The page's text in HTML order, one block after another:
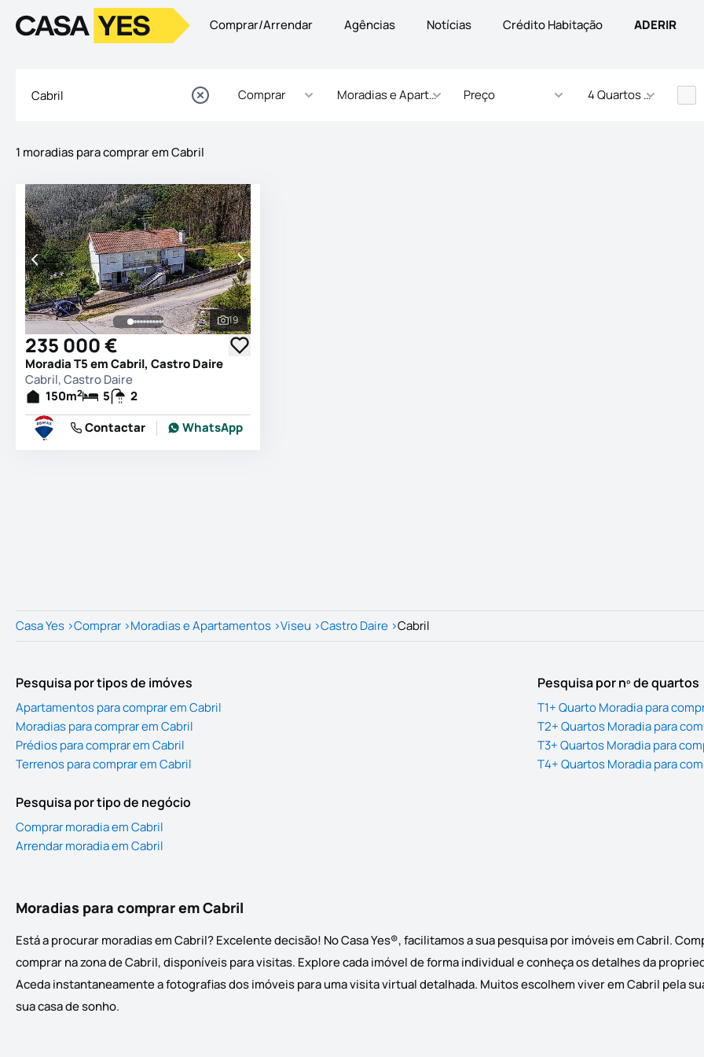
LogoIr para a homepage Comprar/Arrendar Agências Notícias Crédito Habitação ADERIR
Comprar Moradias e ApartamentosPreço 4 Quartos - ...
1 moradias para comprar em Cabril
Imóveis
Lista de Imóveis
Ver todas as fotografias
19
235 000 €
Moradia T5 em Cabril, Castro Daire
Cabril, Castro Daire
150m2 5
2
Contactar
WhatsApp
Casa Yes >Comprar >Moradias e Apartamentos >Viseu >Castro Daire >Cabril
Pesquisa por tipos de imóves
Apartamentos para comprar em Cabril
Moradias para comprar em Cabril
Prédios para comprar em Cabril
Terrenos para comprar em Cabril
Pesquisa por nº de quartos
T1+ Quarto Moradia para
T2+ Quartos Moradia para
T3+ Quartos Moradia para
T4+ Quartos Moradia para
Pesquisa por tipo de negócio
Comprar moradia em Cabril
Arrendar moradia em Cabril
Moradias para comprar em Cabril
Está a procurar moradias em Cabril? Excelente decisão! No Casa Yes®, facilitamos a sua pesquisa por imóveis em Cabril.
comprar na zona de Cabril, disponíveis para visitas. Explore cada imóvel de forma individual e conheça os detalhes da
Aceda instantaneamente a fotografias dos imóveis para uma visita virtual detalhada. Muitos escolhem viver em Cabril pela
sua casa de sonho.